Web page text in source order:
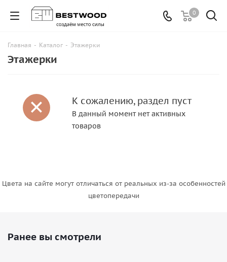
0
Главная - Каталог - Этажерки
Этажерки
К сожалению, раздел пуст
В данный момент нет активных
товаров
Цвета на сайте могут отличаться от реальных из-за особенностей
цветопередачи
Ранее вы смотрели